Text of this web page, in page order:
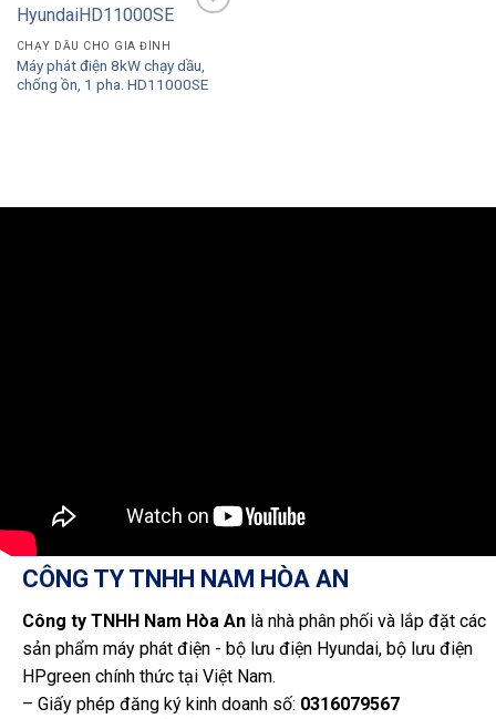
CHẠY DẦU CHO GIA ĐÌNH
Máy phát điện 8kW chạy dầu,
chống ồn, 1 pha. HD11000SE
CÔNG TY TNHH NAM HÒA AN
Công ty TNHH Nam Hòa An là nhà phân phối và lắp đặt các
sản phẩm máy phát điện - bộ lưu điện Hyundai, bộ lưu điện
HPgreen chính thức tại Việt Nam.
– Giấy phép đăng ký kinh doanh số: 0316079567